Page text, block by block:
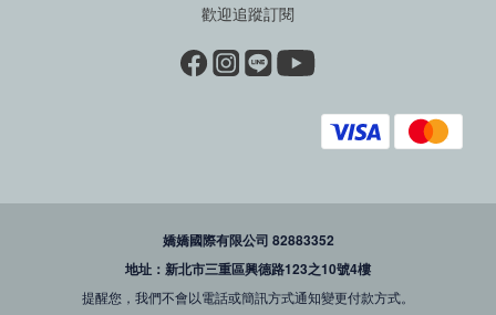
歡迎追蹤訂閱
嬌嬌國際有限公司 82883352
地址：新北市三重區興德路123之10號4樓
提醒您，我們不會以電話或簡訊方式通知變更付款方式。